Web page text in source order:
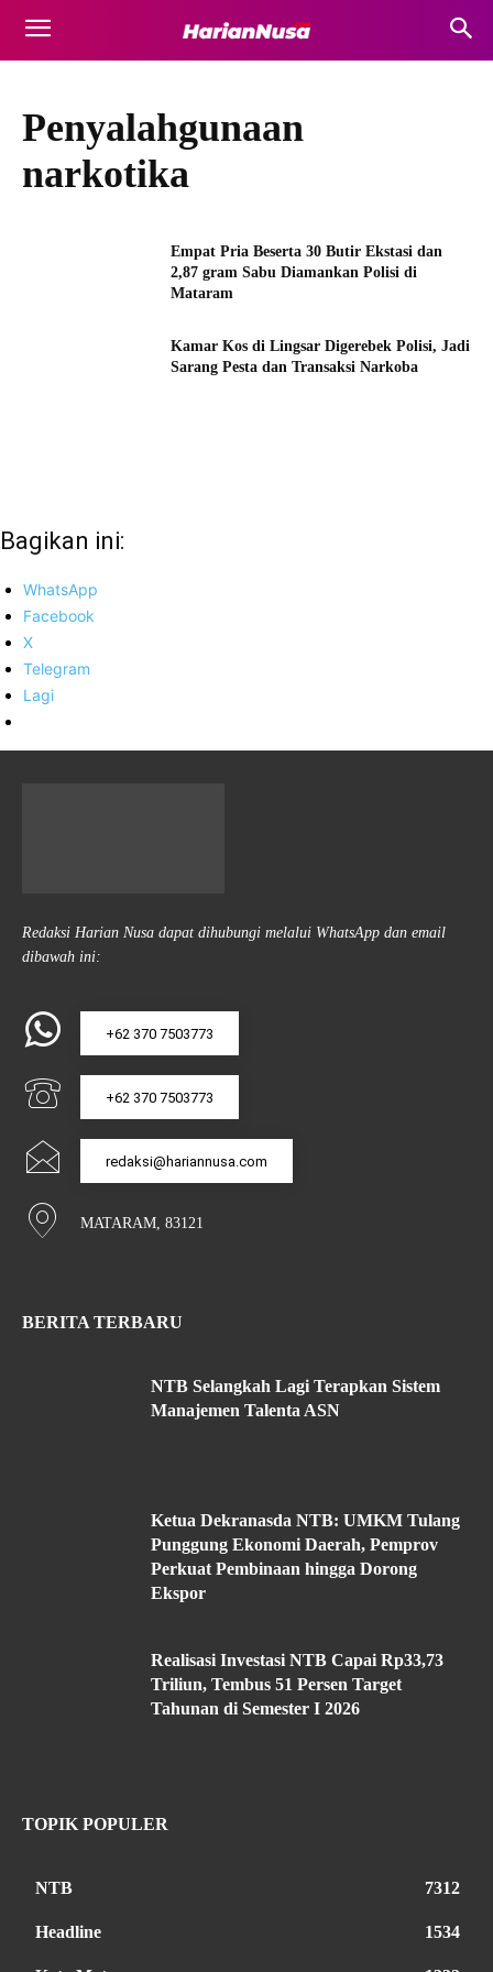
Penyalahgunaan
narkotika
Empat Pria Beserta 30 Butir Ekstasi dan
2,87 gram Sabu Diamankan Polisi di
Mataram
Kamar Kos di Lingsar Digerebek Polisi, Jadi
Sarang Pesta dan Transaksi Narkoba
Bagikan ini:
WhatsApp
Facebook
X
Telegram
Lagi
Redaksi Harian Nusa dapat dihubungi melalui WhatsApp dan email
dibawah ini:
+62 370 7503773
+62 370 7503773
redaksi@hariannusa.com
MATARAM, 83121
BERITA TERBARU
NTB Selangkah Lagi Terapkan Sistem
Manajemen Talenta ASN
Ketua Dekranasda NTB: UMKM Tulang
Punggung Ekonomi Daerah, Pemprov
Perkuat Pembinaan hingga Dorong
Ekspor
Realisasi Investasi NTB Capai Rp33,73
Triliun, Tembus 51 Persen Target
Tahunan di Semester I 2026
TOPIK POPULER
NTB 7312
Headline 1534